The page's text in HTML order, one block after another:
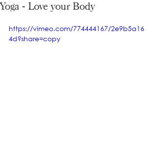
Yoga - Love your Body
https://vimeo.com/774444167/2e9b5a16
4d?share=copy